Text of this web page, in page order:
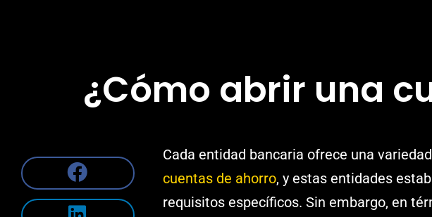
¿Cómo abrir una
Cada entidad bancaria ofrece una
cuentas de ahorro, y estas entidades
requisitos específicos. Sin embargo, en